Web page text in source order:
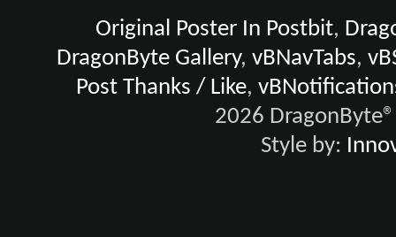
Original Poster In Postbit,
DragonByte Gallery,vBNavTabs,
Post Thanks / Like,
2026
Style by: